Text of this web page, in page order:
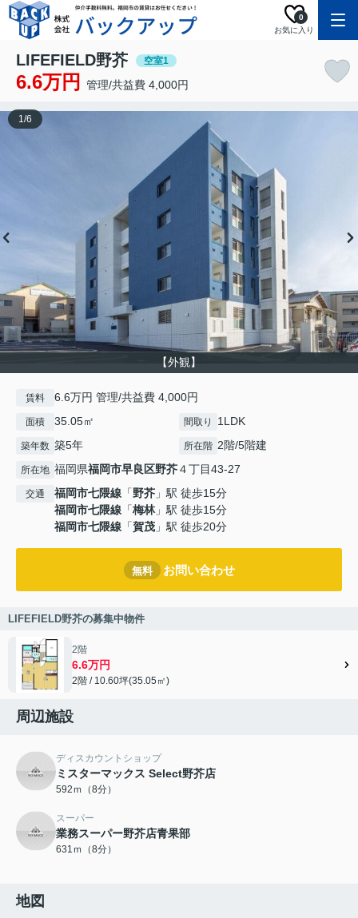
お気に入り
0
LIFEFIELD野芥 空室1
6.6万円 管理/共益費 4,000円
【外観】
1/6
賃料 6.6万円 管理/共益費 4,000円
面積 35.05㎡ 間取り 1LDK
築年数 築5年 所在階 2階/5階建
所在地 福岡県福岡市早良区野芥４丁目43-27
交通 福岡市七隈線 「野芥 」駅 徒歩15分
福岡市七隈線 「梅林」駅 徒歩15分
福岡市七隈線 「賀茂 」駅 徒歩20分
無料 お問い合わせ
LIFEFIELD野芥の募集中物件
2階
6.6万円
2階 / 10.60坪(35.05㎡)
周辺施設
ディスカウントショップ
ミスターマックス Select野芥店
592ｍ（8分）
スーパー
業務スーパー野芥店青果部
631ｍ（8分）
地図